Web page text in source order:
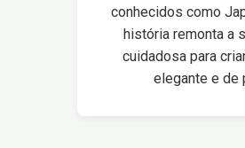
conhecidos como
história remonta a
cuidadosa para
elegante e de